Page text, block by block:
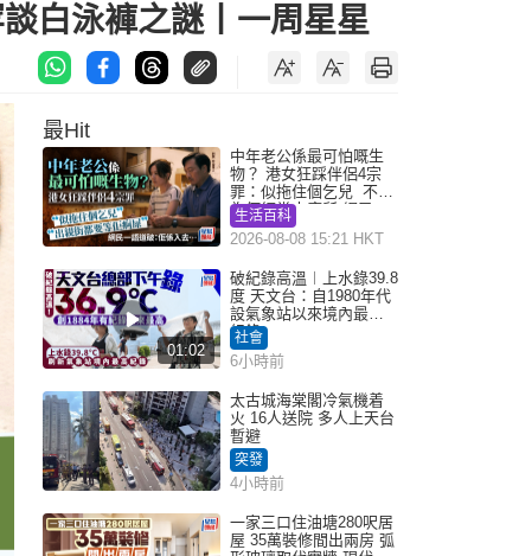
白泳褲之謎丨一周星星
最Hit
中年老公係最可怕嘅生
物？ 港女狂踩伴侶4宗
罪：似拖住個乞兒 不解
為何經常去廁所 網民一
語道破
生活百科
2026-08-08 15:21 HKT
01:02
破紀錄高溫︱上水錄39.8
度 天文台：自1980年代
設氣象站以來境內最高
紀錄
社會
6小時前
太古城海棠閣冷氣機着
火 16人送院 多人上天台
暫避
突發
4小時前
一家三口住油塘280呎居
屋 35萬裝修間出兩房 弧